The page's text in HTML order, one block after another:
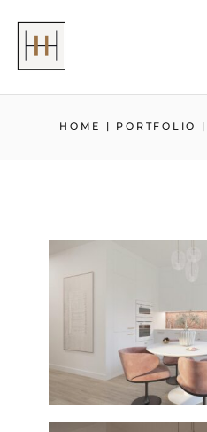
HOME | PORTFOLIO |